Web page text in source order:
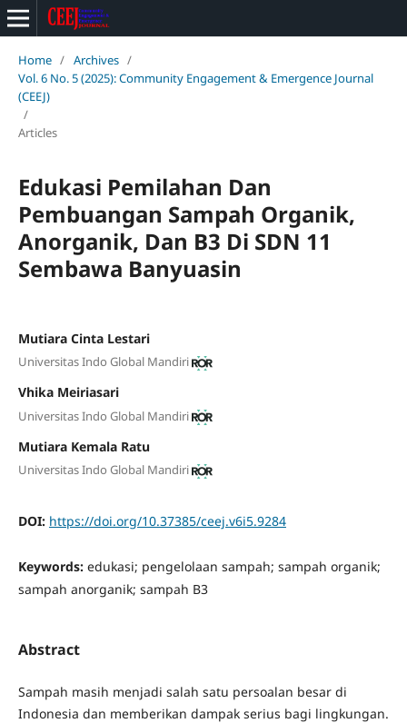
Home / Archives /
Vol. 6 No. 5 (2025): Community Engagement & Emergence Journal
(CEEJ)
/
Articles
Edukasi Pemilahan Dan
Pembuangan Sampah Organik,
Anorganik, Dan B3 Di SDN 11
Sembawa Banyuasin
Mutiara Cinta Lestari
Universitas Indo Global Mandiri
Vhika Meiriasari
Universitas Indo Global Mandiri
Mutiara Kemala Ratu
Universitas Indo Global Mandiri
DOI: https://doi.org/10.37385/ceej.v6i5.9284
Keywords: edukasi; pengelolaan sampah; sampah organik;
sampah anorganik; sampah B3
Abstract
Sampah masih menjadi salah satu persoalan besar di
Indonesia dan memberikan dampak serius bagi lingkungan.